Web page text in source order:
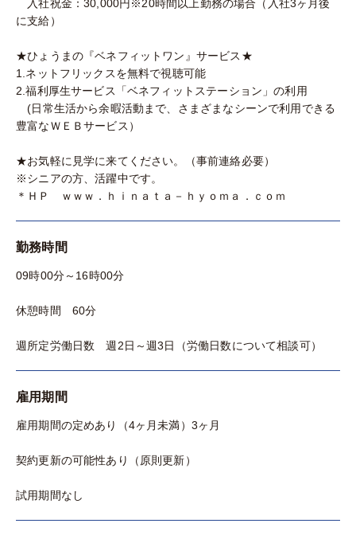
入社祝金：30,000円※20時間以上勤務の場合（入社3ヶ月後
に支給）
★ひょうまの『ベネフィットワン』サービス★
1.ネットフリックスを無料で視聴可能
2.福利厚生サービス「ベネフィットステーション」の利用
(日常生活から余暇活動まで、さまざまなシーンで利用できる
豊富なＷＥＢサービス）
★お気軽に見学に来てください。（事前連絡必要）
※シニアの方、活躍中です。
＊ＨＰ ｗｗｗ．ｈｉｎａｔａ－ｈｙｏｍａ．ｃｏｍ
勤務時間
09時00分～16時00分
休憩時間 60分
週所定労働日数 週2日～週3日（労働日数について相談可）
雇用期間
雇用期間の定めあり（4ヶ月未満）3ヶ月
契約更新の可能性あり（原則更新）
試用期間なし